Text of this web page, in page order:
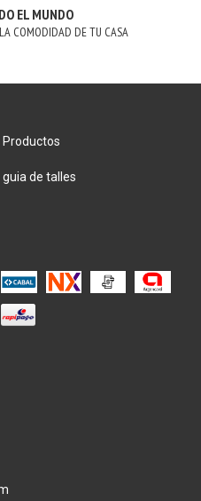
EL MUNDO
COMODIDAD DE TU CASA
Productos
guia de talles